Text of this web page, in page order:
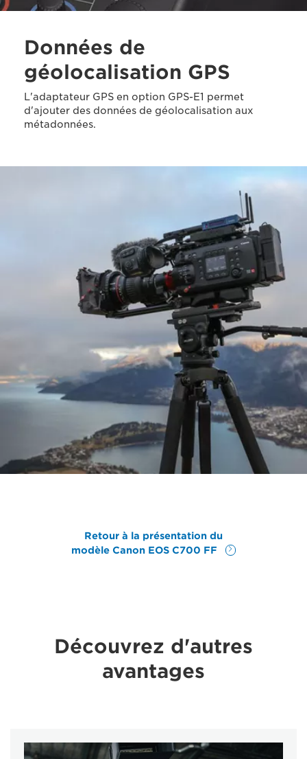
Données de
géolocalisation GPS
L'adaptateur GPS en option GPS-E1 permet
d'ajouter des données de géolocalisation aux
métadonnées.
Retour à la présentation du
modèle Canon EOS C700 FF
Découvrez d'autres
avantages